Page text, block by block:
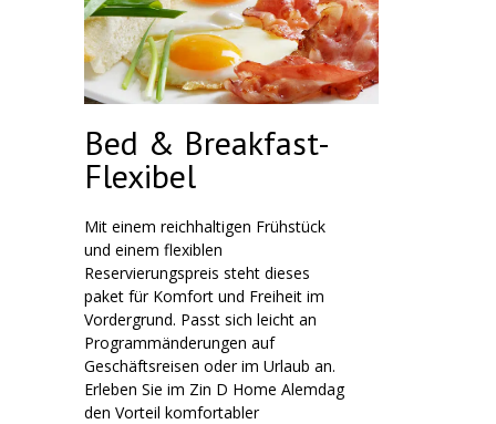
Bed & Breakfast-
Flexibel
Mit einem reichhaltigen Frühstück
und einem flexiblen
Reservierungspreis steht dieses
paket für Komfort und Freiheit im
Vordergrund. Passt sich leicht an
Programmänderungen auf
Geschäftsreisen oder im Urlaub an.
Erleben Sie im Zin D Home Alemdag
den Vorteil komfortabler